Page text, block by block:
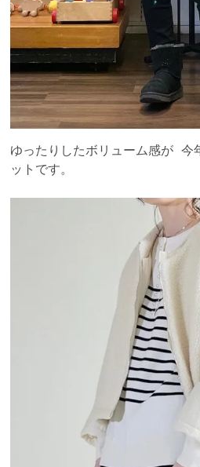
ゆったりしたボリューム感が 今
ットです。